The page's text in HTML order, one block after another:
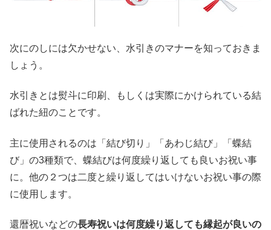
次にのしには欠かせない、水引きのマナーを知っておきま
しょう。
水引きとは熨斗に印刷、もしくは実際にかけられている結
ばれた紐のことです。
主に使用されるのは「結び切り」「あわじ結び」「蝶結
び」の3種類で、蝶結びは何度繰り返しても良いお祝い事
に。他の２つは二度と繰り返してはいけないお祝い事の際
に使用します。
還暦祝いなどの長寿祝いは何度繰り返しても縁起が良いの